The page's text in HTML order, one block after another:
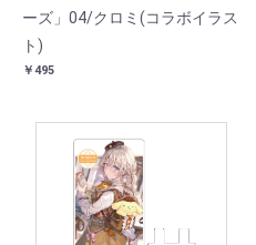
ーズ」04/クロミ(コラボイラス
ト)
￥495